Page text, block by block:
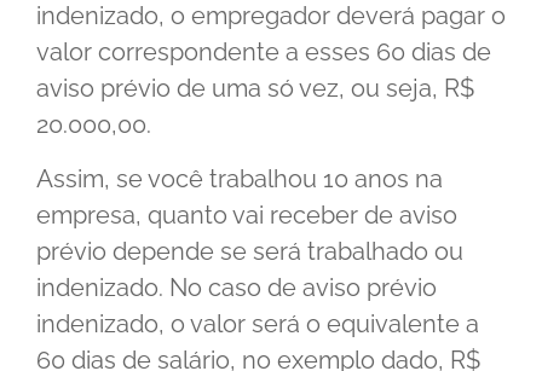
indenizado, o empregador deverá pagar o
valor correspondente a esses 60 dias de
aviso prévio de uma só vez, ou seja, R$
20.000,00.
Assim, se você trabalhou 10 anos na
empresa, quanto vai receber de aviso
prévio depende se será trabalhado ou
indenizado. No caso de aviso prévio
indenizado, o valor será o equivalente a
60 dias de salário, no exemplo dado, R$